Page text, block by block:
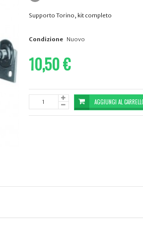
Supporto Torino, kit completo
Condizione Nuovo
10,50 €
AGGIUNGI AL